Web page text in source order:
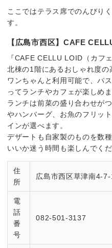
ここではテラス席でのんびり
す。
【広島市西区】CAFE
『CAFE CELLU LOID（カフ
北棟の1階にあるおしゃれ度
ワンちゃんと利用可能で、パ
ってランチやカフェが楽しめま
ランチは前菜の盛り合わせが
やハンバーグ、お魚のフリッ
インが選べます。
デザートも自家製のものを数
いいか迷う時間も楽しんでくだ
住
所
広島市西区草津南4-
電
話
番
号
082-501-3137